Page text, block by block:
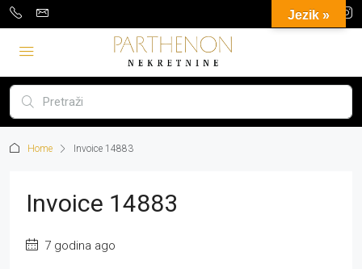
Home Invoice 14883
Invoice 14883
7 godina ago
Jezik »